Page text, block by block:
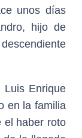
unos días
hijo de
Luis Enrique
en la familia
el haber roto